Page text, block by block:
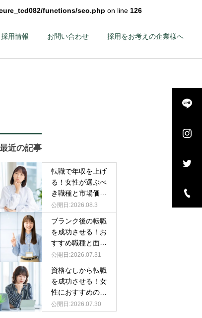
functions/seo.php on line 126
採用情報 お問い合わせ 採用をお考えの企業様へ
最近の記事
転職で年収を上げ
る！女性が選ぶべ
き職種と市場価値
を高める戦略
2026.08.3
ブランク後の転職
を成功させる！お
すすめ職種と面接
での伝え方2026.07.31
資格なしから転職
を成功させる！女
性におすすめの職
種と選び方2026.07.30